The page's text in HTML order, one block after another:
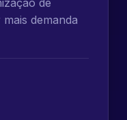
demanda